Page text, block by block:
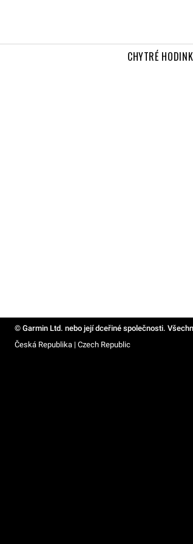
CHYTRÉ
© Garmin Ltd. nebo její dceřiné společnosti.
Česká Republika | Czech Republic